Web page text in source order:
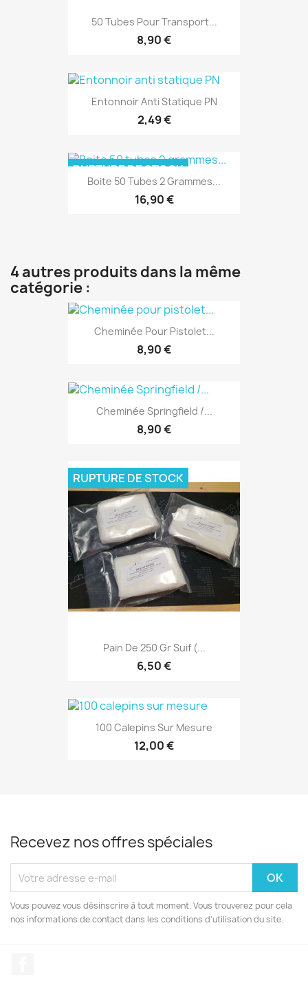
50 Tubes Pour Transport...
8,90 €
Entonnoir Anti Statique PN
2,49 €
Boite 50 Tubes 2 Grammes...
16,90 €
RUPTURE DE STOCK
4 autres produits dans la même
catégorie :
Cheminée Pour Pistolet...
8,90 €
Cheminée Springfield /...
8,90 €
Pain De 250 Gr Suif (...
6,50 €
RUPTURE DE STOCK
100 Calepins Sur Mesure
12,00 €
Recevez nos offres spéciales
Vous pouvez vous désinscrire à tout moment. Vous trouverez pour cela
nos informations de contact dans les conditions d'utilisation du site.